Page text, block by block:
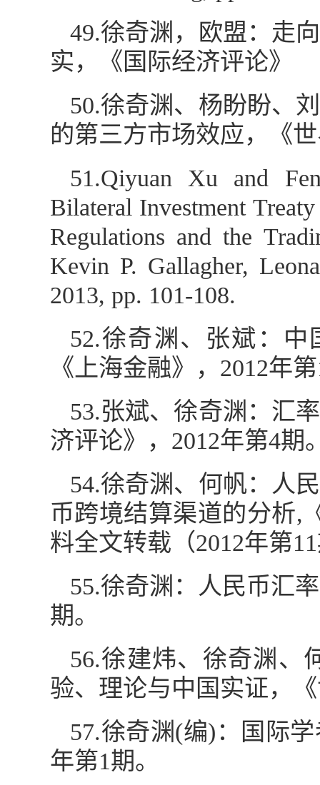
49.徐奇渊，欧盟：走
实，《国际经济评论》
50.徐奇渊、杨盼盼、
的第三方市场效应，《
51.Qiyuan Xu and
Bilateral Investment
Regulations and the
Kevin P. Gallagher,
2013, pp. 101-108.
52.徐奇渊、张斌：
《上海金融》，2012年
53.张斌、徐奇渊：汇
济评论》，2012年第4期
54.徐奇渊、何帆：人
币跨境结算渠道的分析,
料全文转载（2012年第
55.徐奇渊：人民币汇
期。
56.徐建炜、徐奇渊、
验、理论与中国实证，
57.徐奇渊(编)：国际
年第1期。